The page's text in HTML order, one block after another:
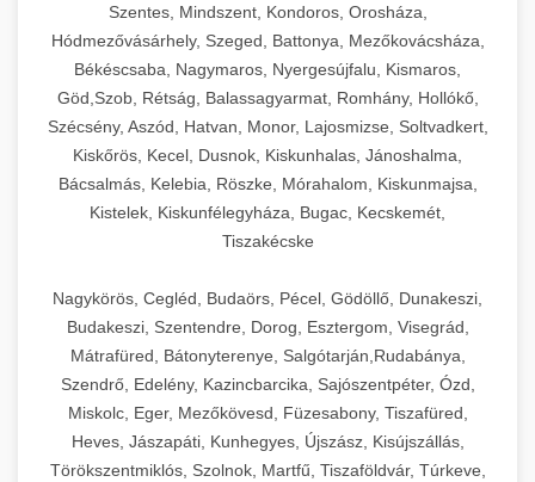
Szentes, Mindszent, Kondoros, Orosháza,
Hódmezővásárhely, Szeged, Battonya, Mezőkovácsháza,
Békéscsaba, Nagymaros, Nyergesújfalu, Kismaros,
Göd,Szob, Rétság, Balassagyarmat, Romhány, Hollókő,
Szécsény, Aszód, Hatvan, Monor, Lajosmizse, Soltvadkert,
Kiskőrös, Kecel, Dusnok, Kiskunhalas, Jánoshalma,
Bácsalmás, Kelebia, Röszke, Mórahalom, Kiskunmajsa,
Kistelek, Kiskunfélegyháza, Bugac, Kecskemét,
Tiszakécske
Nagykörös, Cegléd, Budaörs, Pécel, Gödöllő, Dunakeszi,
Budakeszi, Szentendre, Dorog, Esztergom, Visegrád,
Mátrafüred, Bátonyterenye, Salgótarján,Rudabánya,
Szendrő, Edelény, Kazincbarcika, Sajószentpéter, Ózd,
Miskolc, Eger, Mezőkövesd, Füzesabony, Tiszafüred,
Heves, Jászapáti, Kunhegyes, Újszász, Kisújszállás,
Törökszentmiklós, Szolnok, Martfű, Tiszaföldvár, Túrkeve,